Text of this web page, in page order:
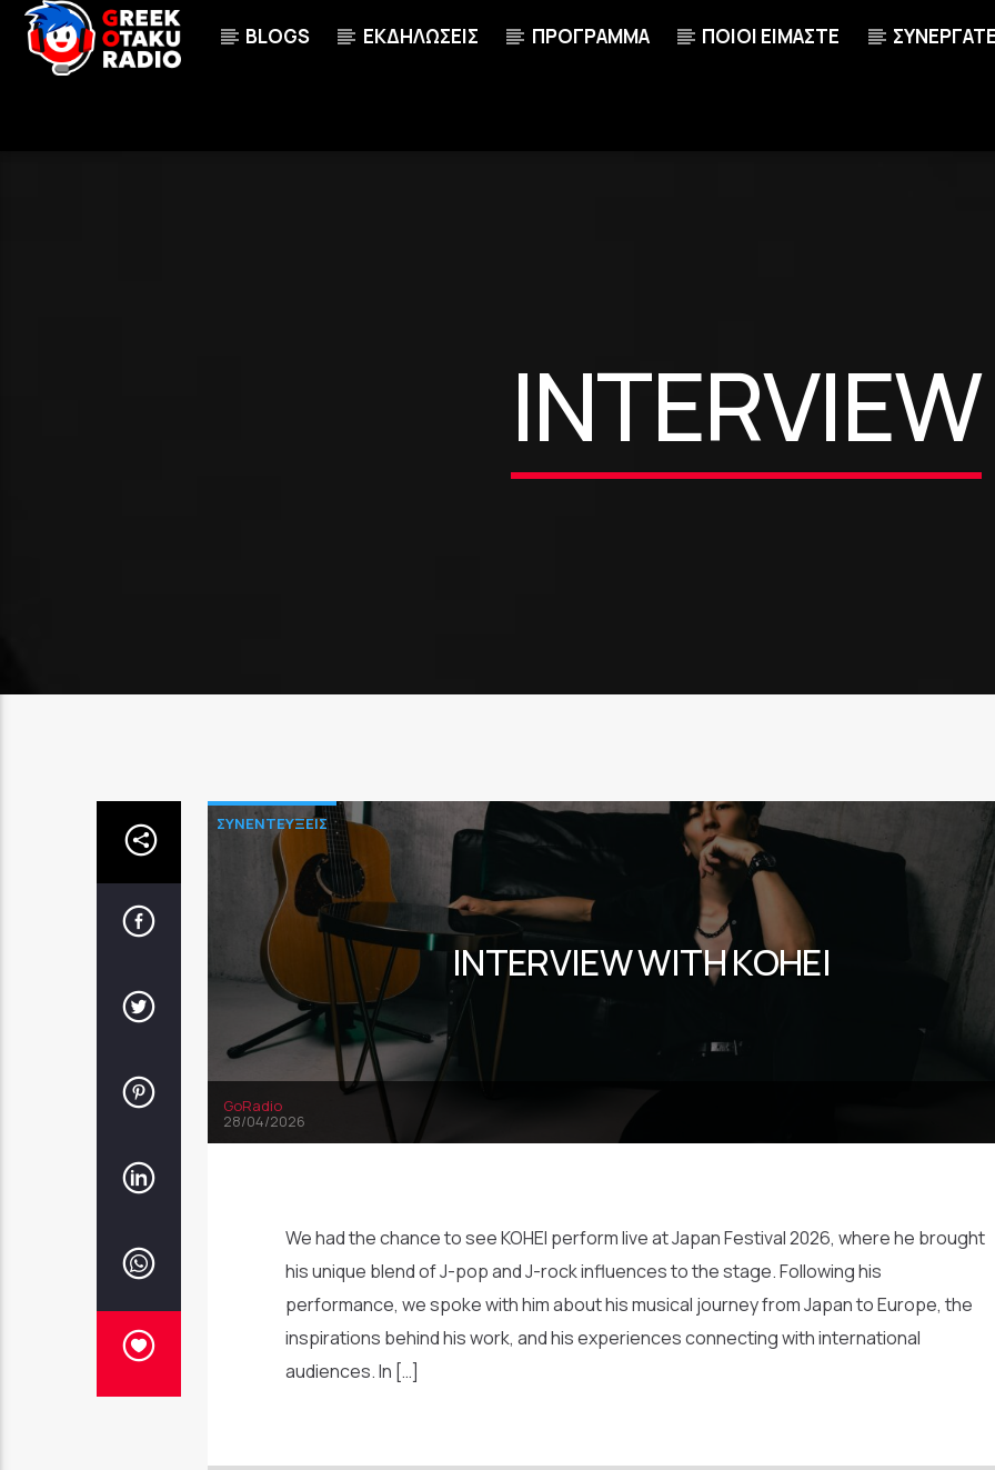
BLOGS ΕΚΔΗΛΩΣΕΙΣ ΠΡΟΓΡΑΜΜΑ ΠΟΙΟΙ ΕΙΜΑΣΤΕ
INTERVIEW
ΣΥΝΕΝΤΕΥΞΕΙΣ
INTERVIEW WITH KOHEI
GoRadio
28/04/2026
We had the chance to see KOHEI perform live at Japan Festival 2026, where he brought
his unique blend of J-pop and J-rock influences to the stage. Following his
performance, we spoke with him about his musical journey from Japan to Europe, the
inspirations behind his work, and his experiences connecting with international
audiences. In […]